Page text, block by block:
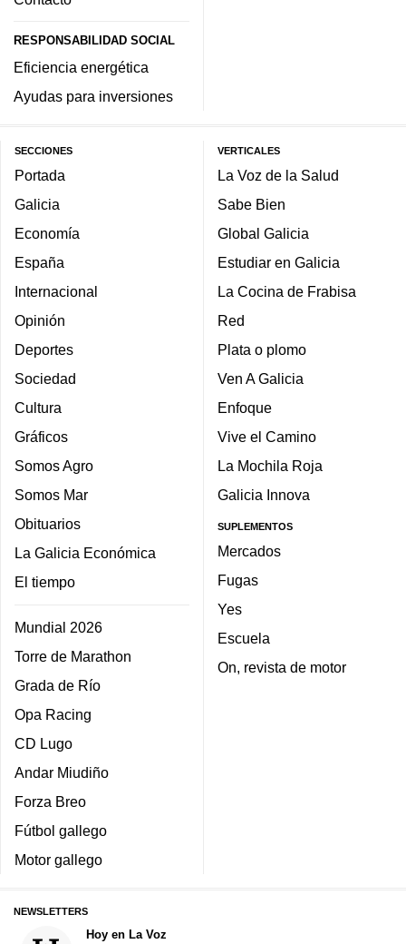
RESPONSABILIDAD SOCIAL
Eficiencia energética
Ayudas para inversiones
SECCIONES
Portada
Galicia
Economía
España
Internacional
Opinión
Deportes
Sociedad
Cultura
Gráficos
Somos Agro
Somos Mar
Obituarios
La Galicia Económica
El tiempo
Mundial 2026
Torre de Marathon
Grada de Río
Opa Racing
CD Lugo
Andar Miudiño
Forza Breo
Fútbol gallego
Motor gallego
VERTICALES
La Voz de la Salud
Sabe Bien
Global Galicia
Estudiar en Galicia
La Cocina de Frabisa
Red
Plata o plomo
Ven A Galicia
Enfoque
Vive el Camino
La Mochila Roja
Galicia Innova
SUPLEMENTOS
Mercados
Fugas
Yes
Escuela
On, revista de motor
NEWSLETTERS
Hoy en La Voz